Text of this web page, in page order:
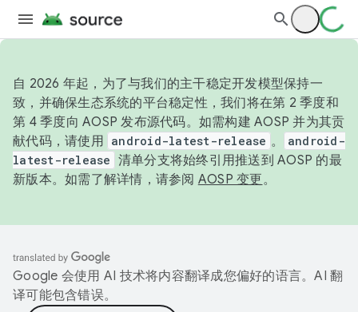
自 2026 年起，为了与我们的主干稳定开发模型保持一
致，并确保生态系统的平台稳定性，我们将在第 2 季度和
第 4 季度向 AOSP 发布源代码。如需构建 AOSP 并为其贡
献代码，请使用 android-latest-release 。
android-
latest-release 清单分支将始终引用推送到 AOSP 的最
新版本。如需了解详情，请参阅 AOSP 变更。
Google 会使用 AI 技术将内容翻译成您偏好的语言。AI 翻
译可能包含错误。